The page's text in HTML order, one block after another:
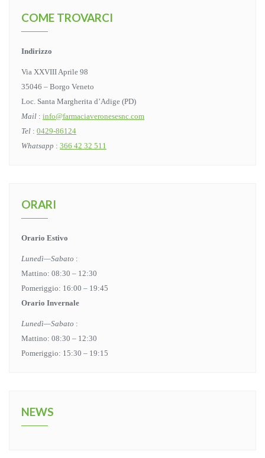
COME TROVARCI
Indirizzo
Via XXVIII Aprile 98
35046 – Borgo Veneto
Loc. Santa Margherita d’Adige (PD)
Mail : info@farmaciaveronesesnc.com
Tel : 0429-86124
Whatsapp : 366 42 32 511
ORARI
Orario Estivo
Lunedì—Sabato :
Mattino: 08:30 – 12:30
Pomeriggio: 16:00 – 19:45
Orario Invernale
Lunedì—Sabato :
Mattino: 08:30 – 12:30
Pomeriggio: 15:30 – 19:15
NEWS